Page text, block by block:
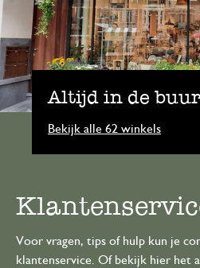
Altijd in de
Bekijk alle 62 winkels
Voor vragen, tips of hulp kun je
klantenservice. Of bekijk hier het